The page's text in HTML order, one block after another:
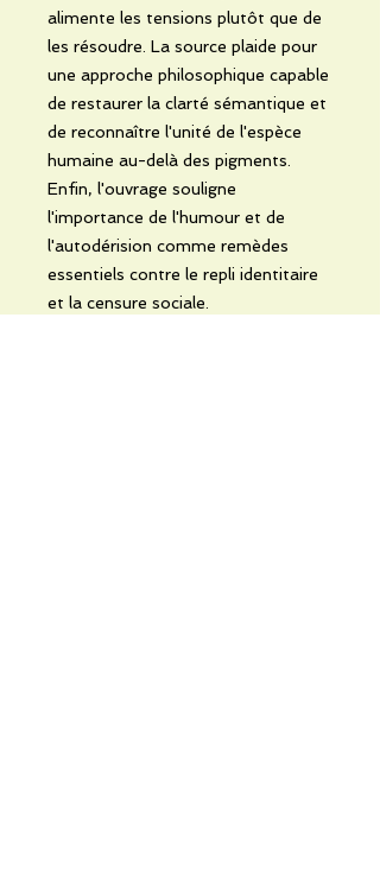
alimente les tensions plutôt que de
les résoudre. La source plaide pour
une approche philosophique capable
de restaurer la clarté sémantique et
de reconnaître l'unité de l'espèce
humaine au-delà des pigments.
Enfin, l'ouvrage souligne
l'importance de l'humour et de
l'autodérision comme remèdes
essentiels contre le repli identitaire
et la censure sociale.